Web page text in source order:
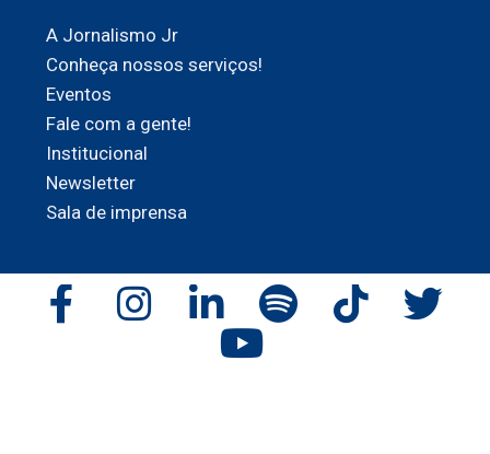
A Jornalismo Jr
Conheça nossos serviços!
Eventos
Fale com a gente!
Institucional
Newsletter
Sala de imprensa